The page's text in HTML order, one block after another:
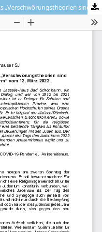
Erklärung zum Tag des Judentums „Verschwörungstheorien sind Aberglaube in säkularer Form“ vom 12. März 2022